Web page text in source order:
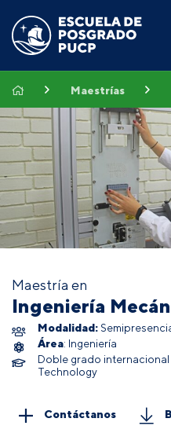
Maestrías
Maestría en
Ingeniería
Modalidad:
Área: Ingeniería
Doble grado
Technology
Contáctanos